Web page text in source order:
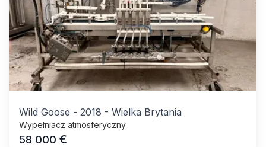
Wild Goose - 2018 - Wielka Brytania
Wypełniacz atmosferyczny
58 000 €